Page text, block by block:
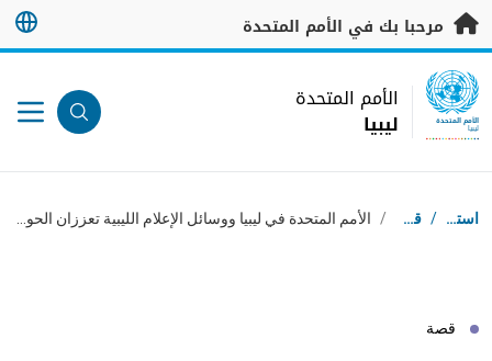
تخطى إلى المحتوى الرئيسي
مرحبا بك في الأمم المتحدة
UN Logo
الأمم المتحدة
ليبيا
الأمم المتحدة
ليبيا
مسار التنقل
استقبال / قصص /
قصة